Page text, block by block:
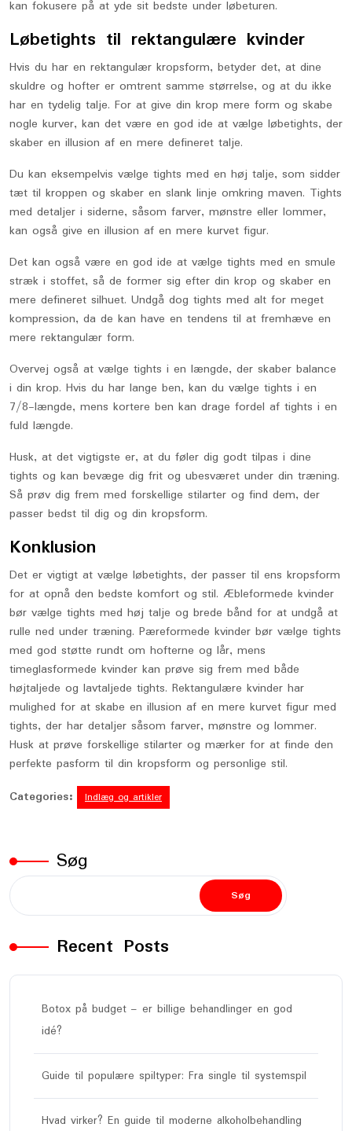
kan fokusere på at yde sit bedste under løbeturen.
Løbetights til rektangulære kvinder
Hvis du har en rektangulær kropsform, betyder det, at dine
skuldre og hofter er omtrent samme størrelse, og at du ikke
har en tydelig talje. For at give din krop mere form og skabe
nogle kurver, kan det være en god ide at vælge løbetights, der
skaber en illusion af en mere defineret talje.
Du kan eksempelvis vælge tights med en høj talje, som sidder
tæt til kroppen og skaber en slank linje omkring maven. Tights
med detaljer i siderne, såsom farver, mønstre eller lommer,
kan også give en illusion af en mere kurvet figur.
Det kan også være en god ide at vælge tights med en smule
stræk i stoffet, så de former sig efter din krop og skaber en
mere defineret silhuet. Undgå dog tights med alt for meget
kompression, da de kan have en tendens til at fremhæve en
mere rektangulær form.
Overvej også at vælge tights i en længde, der skaber balance
i din krop. Hvis du har lange ben, kan du vælge tights i en
7/8-længde, mens kortere ben kan drage fordel af tights i en
fuld længde.
Husk, at det vigtigste er, at du føler dig godt tilpas i dine
tights og kan bevæge dig frit og ubesværet under din træning.
Så prøv dig frem med forskellige stilarter og find dem, der
passer bedst til dig og din kropsform.
Konklusion
Det er vigtigt at vælge løbetights, der passer til ens kropsform
for at opnå den bedste komfort og stil. Æbleformede kvinder
bør vælge tights med høj talje og brede bånd for at undgå at
rulle ned under træning. Pæreformede kvinder bør vælge tights
med god støtte rundt om hofterne og lår, mens
timeglasformede kvinder kan prøve sig frem med både
højtaljede og lavtaljede tights. Rektangulære kvinder har
mulighed for at skabe en illusion af en mere kurvet figur med
tights, der har detaljer såsom farver, mønstre og lommer.
Husk at prøve forskellige stilarter og mærker for at finde den
perfekte pasform til din kropsform og personlige stil.
Categories:
Indlæg og artikler
Søg
Søg
Recent Posts
Botox på budget – er billige behandlinger en god
idé?
Guide til populære spiltyper: Fra single til systemspil
Hvad virker? En guide til moderne alkoholbehandling